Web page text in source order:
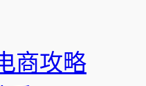
商攻略